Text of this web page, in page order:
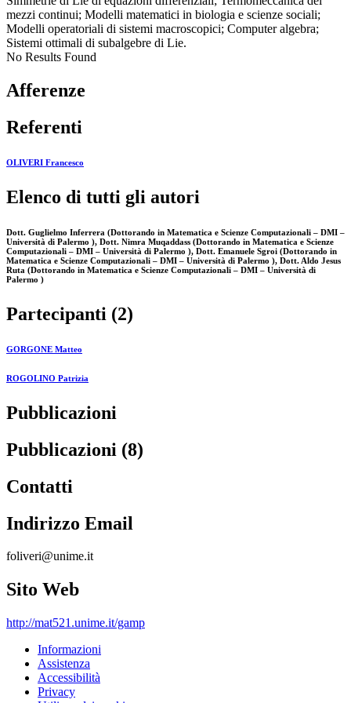
mezzi continui; Modelli matematici in biologia e scienze sociali;
Modelli operatoriali di sistemi macroscopici; Computer algebra;
Sistemi ottimali di subalgebre di Lie.
No Results Found
Afferenze
Referenti
OLIVERI Francesco
Elenco di tutti gli autori
Dott. Guglielmo Inferrera (Dottorando in Matematica e Scienze Computazionali – DMI –
Università di Palermo ), Dott. Nimra Muqaddass (Dottorando in Matematica e Scienze
Computazionali – DMI – Università di Palermo ), Dott. Emanuele Sgroi (Dottorando in
Matematica e Scienze Computazionali – DMI – Università di Palermo ), Dott. Aldo Jesus
Ruta (Dottorando in Matematica e Scienze Computazionali – DMI – Università di
Palermo )
Partecipanti (2)
GORGONE Matteo
ROGOLINO Patrizia
Pubblicazioni
Pubblicazioni (8)
Contatti
Indirizzo Email
foliveri@unime.it
Sito Web
http://mat521.unime.it/gamp
Informazioni
Assistenza
Accessibilità
Privacy